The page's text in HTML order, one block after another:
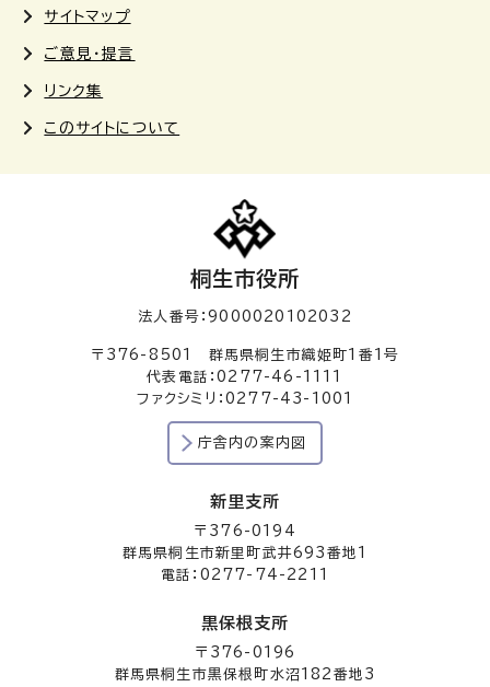
サイトマップ
ご意見・提言
リンク集
このサイトについて
桐生市役所
法人番号：9000020102032
〒376-8501 群馬県桐生市織姫町1番1号
代表電話：0277-46-1111
ファクシミリ：0277-43-1001
庁舎内の案内図
新里支所
〒376-0194
群馬県桐生市新里町武井693番地1
電話：0277-74-2211
黒保根支所
〒376-0196
群馬県桐生市黒保根町水沼182番地3